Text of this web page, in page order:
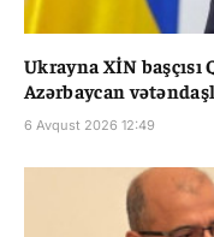
Ukrayna XİN
Azərbaycan
6 Avqust 2026 12:49